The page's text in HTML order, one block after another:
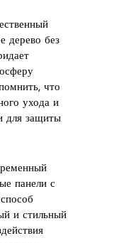
дерево без
что
ухода и
для защиты
панели с
и стильный